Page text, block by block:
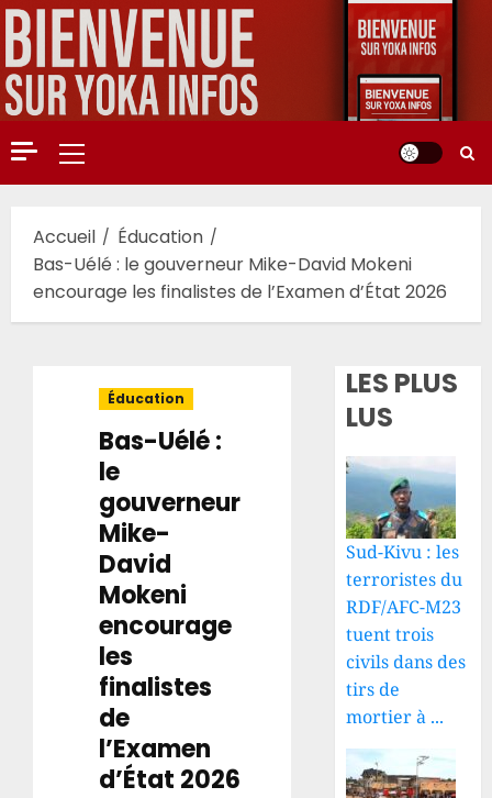
Aller
au
contenu
Menu
principal
Accueil
Éducation
Bas-Uélé : le gouverneur Mike-David Mokeni
encourage les finalistes de l’Examen d’État 2026
Éducation
Bas-Uélé :
le
gouverneur
Mike-
David
Mokeni
encourage
les
finalistes
de
l’Examen
d’État 2026
LES PLUS
LUS
Sud-Kivu : les
terroristes du
RDF/AFC-M23
tuent trois
civils dans des
tirs de
mortier à ...